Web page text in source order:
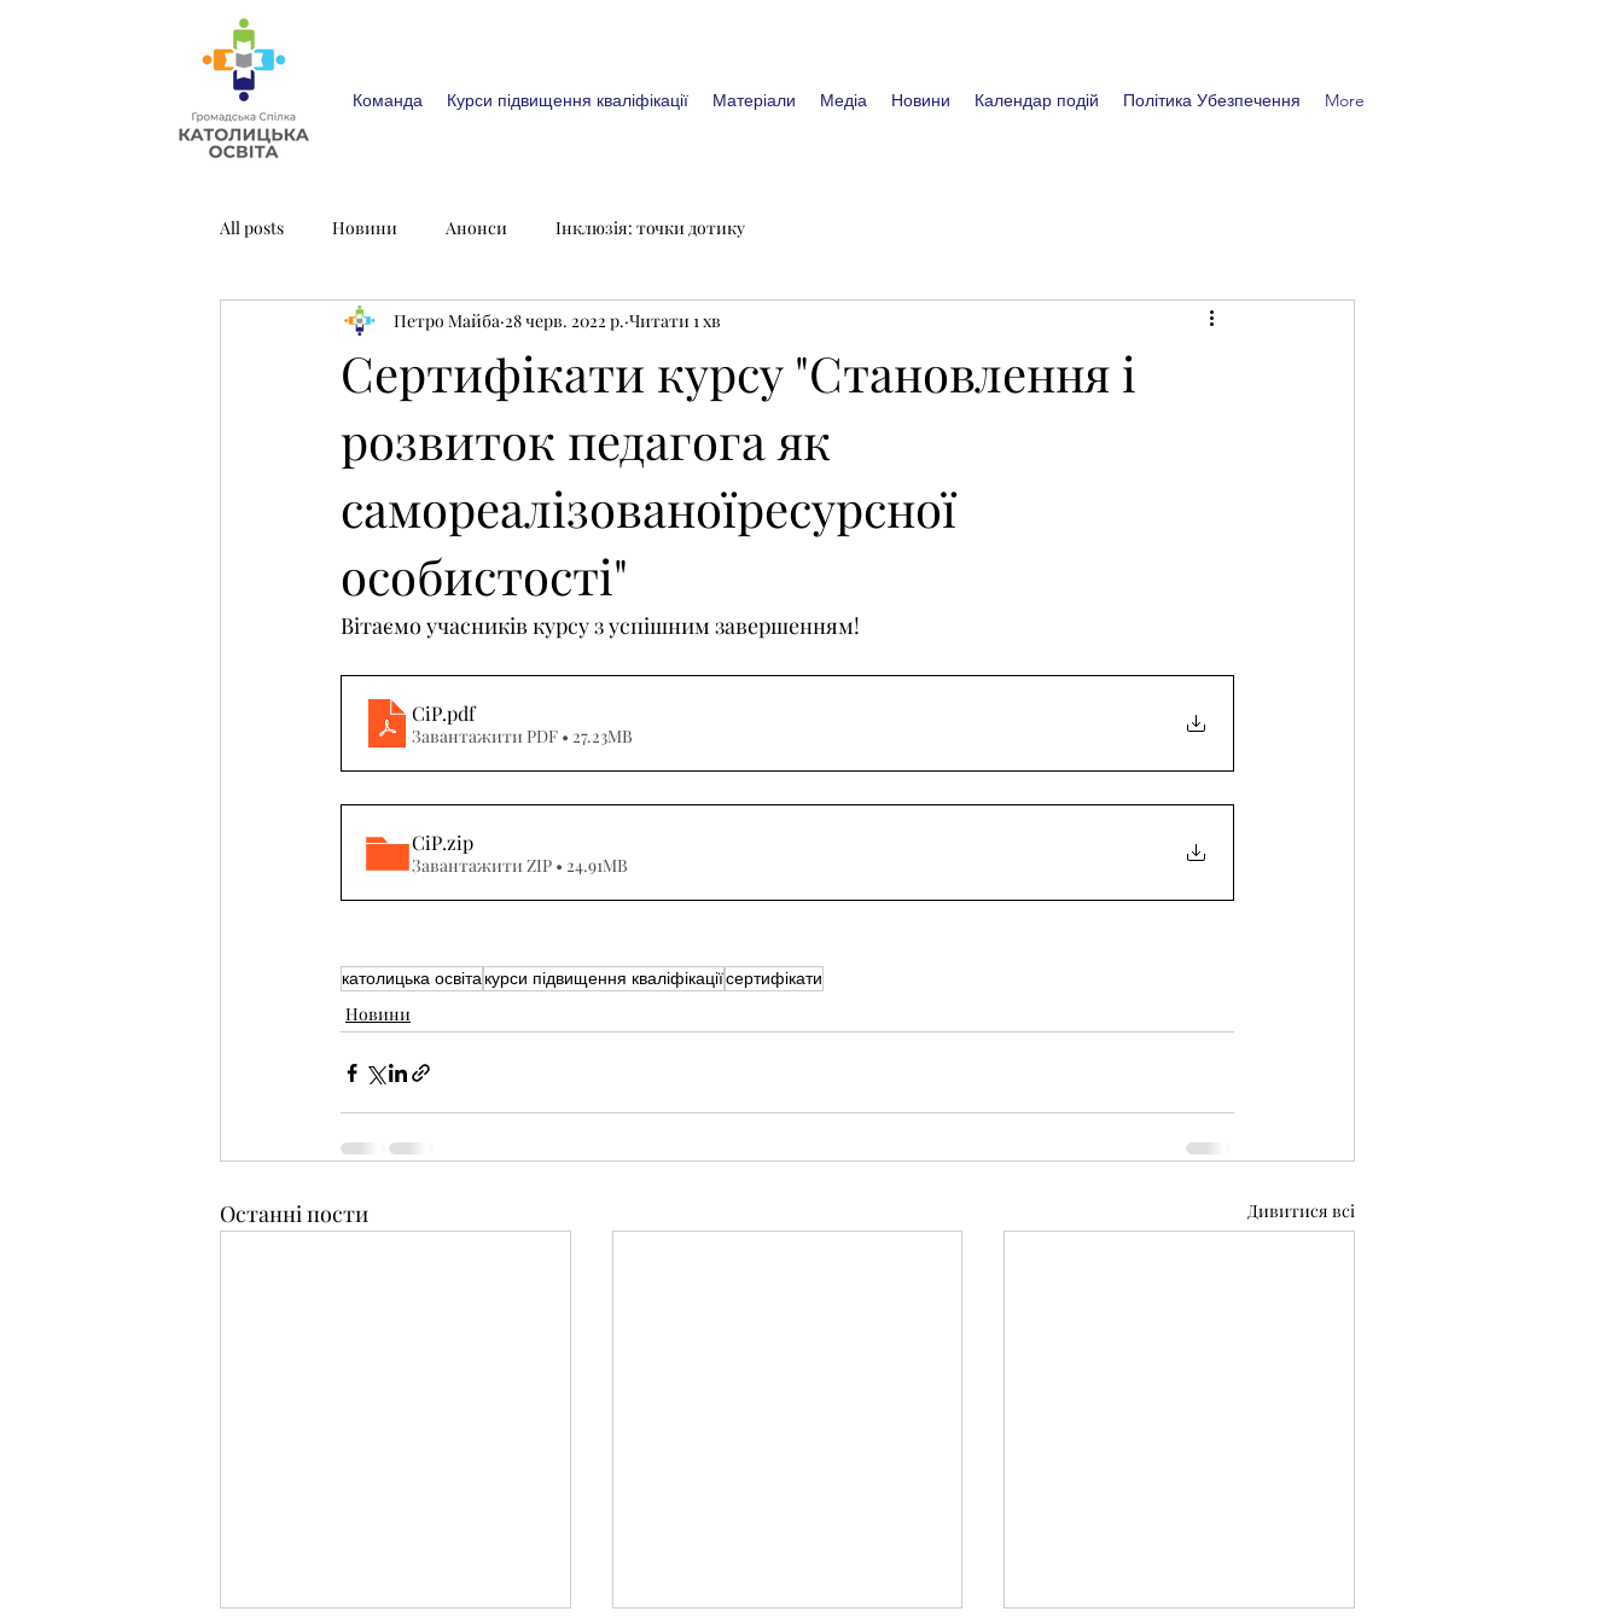
Команда Курси підвищення кваліфікації Матеріали Медіа Новини Календар подій Політика Убезпечення More
All posts Новини Анонси Інклюзія: точки дотику
Сертифікати курсу "Становлення і
розвиток педагога як
самореалізованоїресурсної
особистості"
Петро Майба 28 черв. 2022 р. Читати 1 хв
Вітаємо учасників курсу з успішним завершенням!
СіР.pdf
Завантажити PDF • 27.23MB
СіР.zip
Завантажити ZIP • 24.91MB
католицька освітакурси підвищення кваліфікаціїсертифікати
Новини
Останні пости Дивитися всі